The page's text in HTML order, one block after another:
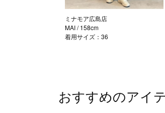
ミナモア広島店
MAI/ 158cm
着用サイズ：36
おすすめのアイ